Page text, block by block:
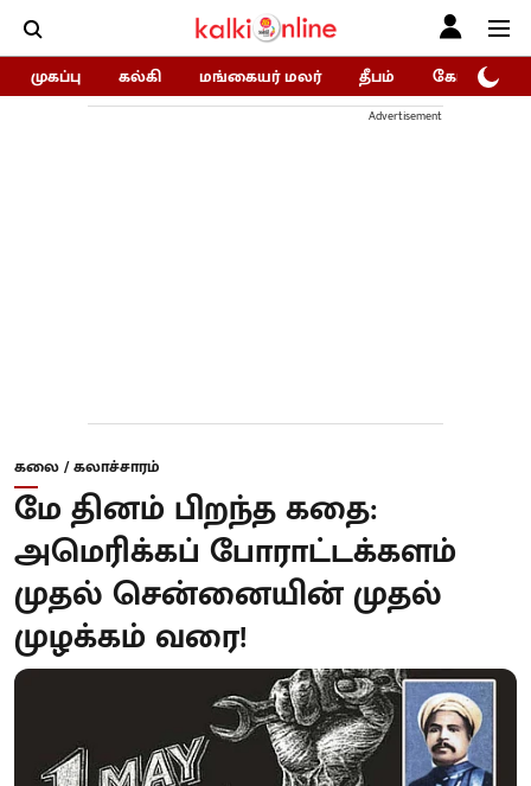
முகப்பு கல்கி மங்கையர் மலர் தீபம் கோகுலம்/
Advertisement
கலை / கலாச்சாரம்
மே தினம் பிறந்த கதை:
அமெரிக்கப் போராட்டக்களம்
முதல் சென்னையின் முதல்
முழக்கம் வரை!